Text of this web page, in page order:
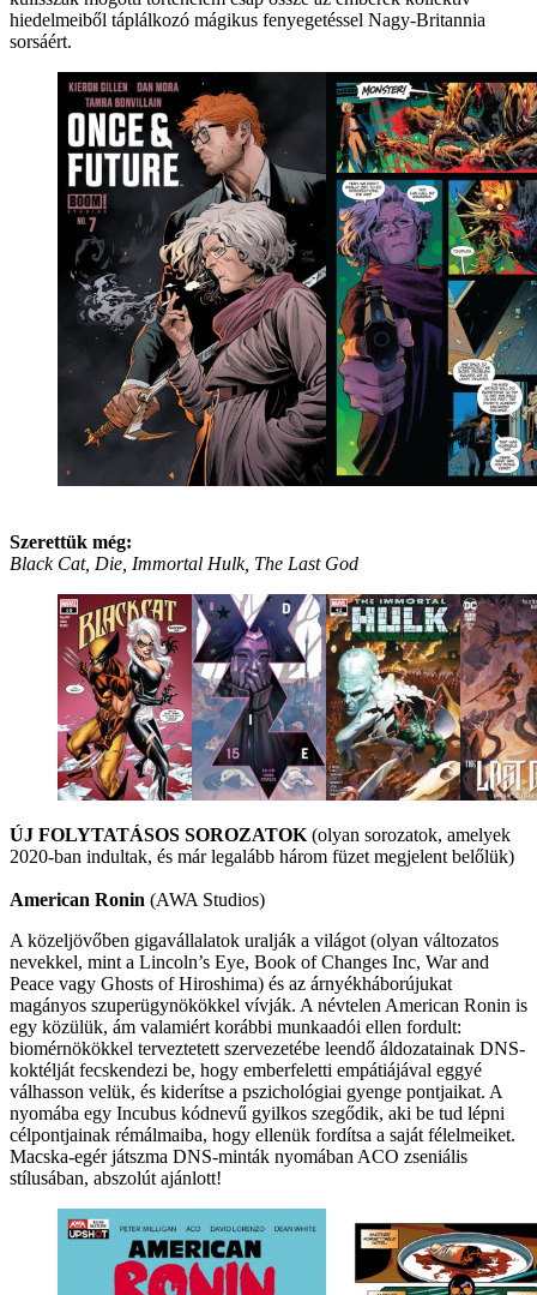
hiedelmeiből táplálkozó mágikus fenyegetéssel Nagy-Britannia
sorsáért.
Szerettük még:
Black Cat, Die, Immortal Hulk, The Last God
ÚJ FOLYTATÁSOS SOROZATOK (olyan sorozatok, amelyek
2020-ban indultak, és már legalább három füzet megjelent belőlük)
American Ronin (AWA Studios)
A közeljövőben gigavállalatok uralják a világot (olyan változatos
nevekkel, mint a Lincoln’s Eye, Book of Changes Inc, War and
Peace vagy Ghosts of Hiroshima) és az árnyékháborújukat
magányos szuperügynökökkel vívják. A névtelen American Ronin is
egy közülük, ám valamiért korábbi munkaadói ellen fordult:
biomérnökökkel terveztetett szervezetébe leendő áldozatainak DNS-
koktélját fecskendezi be, hogy emberfeletti empátiájával eggyé
válhasson velük, és kiderítse a pszichológiai gyenge pontjaikat. A
nyomába egy Incubus kódnevű gyilkos szegődik, aki be tud lépni
célpontjainak rémálmaiba, hogy ellenük fordítsa a saját félelmeiket.
Macska-egér játszma DNS-minták nyomában ACO zseniális
stílusában, abszolút ajánlott!